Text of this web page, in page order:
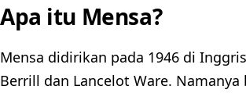
Apa itu Mensa?
Mensa didirikan pada 1946 di
Berrill dan Lancelot Ware.